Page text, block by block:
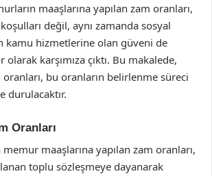
maaşlarına yapılan zam oranları,
değil, aynı zamanda sosyal
kamu hizmetlerine olan güveni de
karşımıza çıktı. Bu makalede,
bu oranların belirlenme süreci
durulacaktır.
Oranları
memur maaşlarına yapılan zam oranları,
toplu sözleşmeye dayanarak